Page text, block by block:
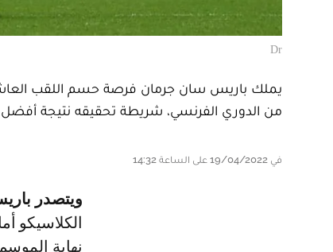
Dr
يملك باريس سان جرمان فرصة حسم اللقب العاشر
من الدوري الفرنسي، شريطة تحقيقه نتيجة
في 19/04/2022 على الساعة 14:32
ويتصدر
نهاية